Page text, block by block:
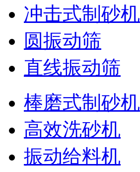
冲击式制砂机
圆振动筛
直线振动筛
棒磨式制砂机
高效洗砂机
振动给料机